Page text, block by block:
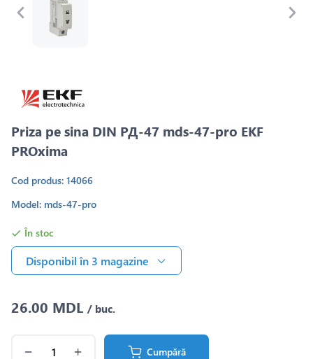
Priza pe sina DIN РД-47 mds-47-pro EKF
PROxima
Cod produs: 14066
Model: mds-47-pro
În stoc
Disponibil în 3 magazine
26.00 MDL / buc.
Cumpără